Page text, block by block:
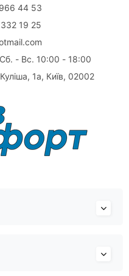
44 53
19 25
- Вс. 10:00 - 18:00
1а, Київ, 02002